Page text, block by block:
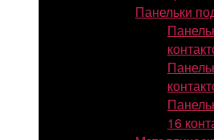
Панельки
16